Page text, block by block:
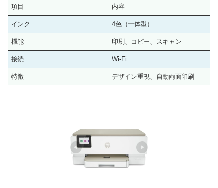
項目 内容
インク 4色（一体型）
機能 印刷、コピー、スキャン
接続 Wi-Fi
特徴 デザイン重視、自動両面印刷